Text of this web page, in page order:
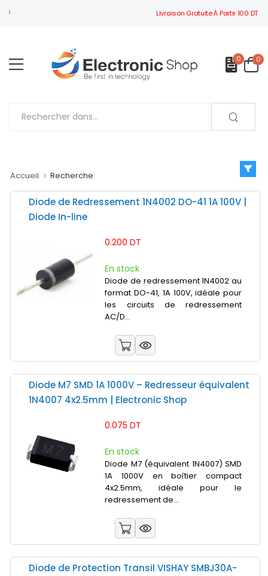
BIENVENUE À ELECTRONIC SHOPLivraison Gratuite À Partir 100 DT
0 0
Accueil Recherche
Diode de Redressement 1N4002 DO-41 1A 100V |
Diode In-line
0.200 DT
En stock
Diode de redressement 1N4002 au
format DO-41, 1A 100V, idéale pour
les circuits de redressement
AC/D...
Diode M7 SMD 1A 1000V – Redresseur équivalent
1N4007 4x2.5mm | Electronic Shop
0.075 DT
En stock
Diode M7 (équivalent 1N4007) SMD
1A 1000V en boîtier compact
4x2.5mm, idéale pour le
redressement de...
Diode de Protection Transil VISHAY SMBJ30A-